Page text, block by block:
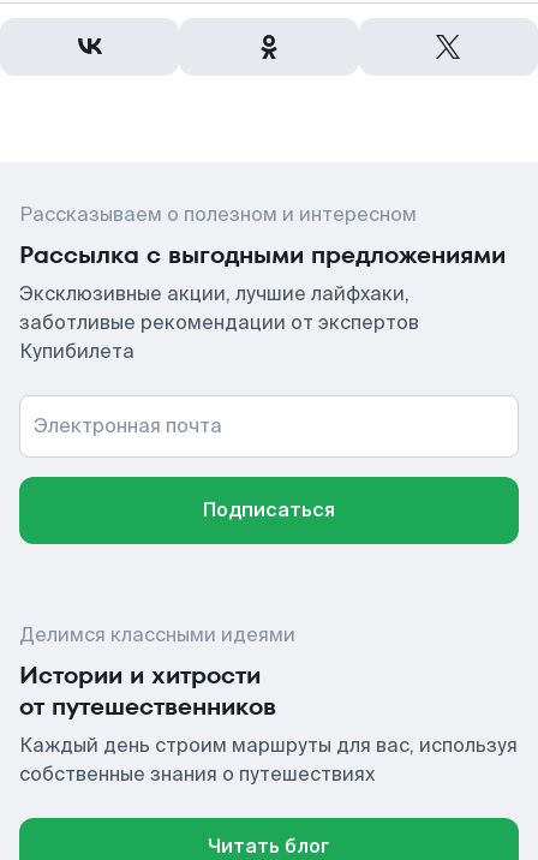
Рассказываем о полезном и интересном
Рассылка с выгодными предложениями
Эксклюзивные акции, лучшие лайфхаки,
заботливые рекомендации от экспертов
Купибилета
Электронная почта
Подписаться
Делимся классными идеями
Истории и хитрости
от путешественников
Каждый день строим маршруты для вас, используя
собственные знания о путешествиях
Читать блог